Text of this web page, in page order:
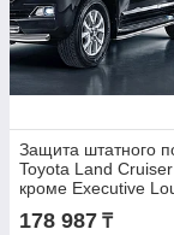
Защита штатного
Toyota Land
кроме Executive
TRD 2015- d57
178 987 ₸